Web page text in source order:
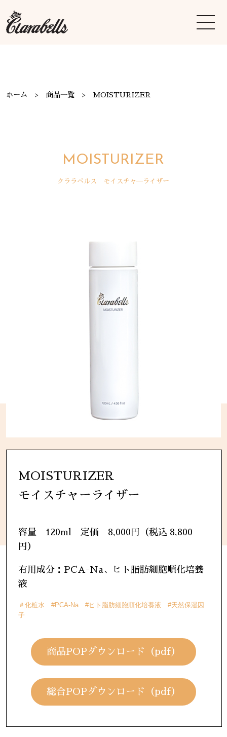
ホーム 商品一覧 MOISTURIZER
MOISTURIZER
クララベルス モイスチャ―ライザー
MOISTURIZER
モイスチャーライザー
容量 120ml 定価 8,000円（税込 8,800
円）
有用成分：PCA-Na、ヒト脂肪細胞順化培養
液
＃化粧水 #PCA-Na #ヒト脂肪細胞順化培養液 #天然保湿因
子
商品POPダウンロード（pdf）
総合POPダウンロード（pdf）